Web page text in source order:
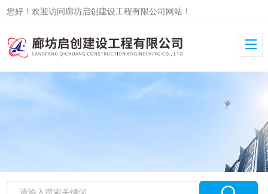
您好！欢迎访问廊坊启创建设工程有限公司网站！